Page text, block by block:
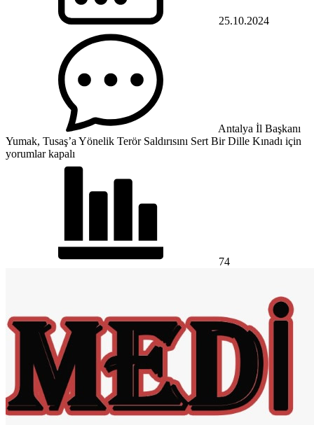
25.10.2024
Antalya İl Başkanı
Yumak, Tusaş’a Yönelik Terör Saldırısını Sert Bir Dille Kınadı için
yorumlar kapalı
74